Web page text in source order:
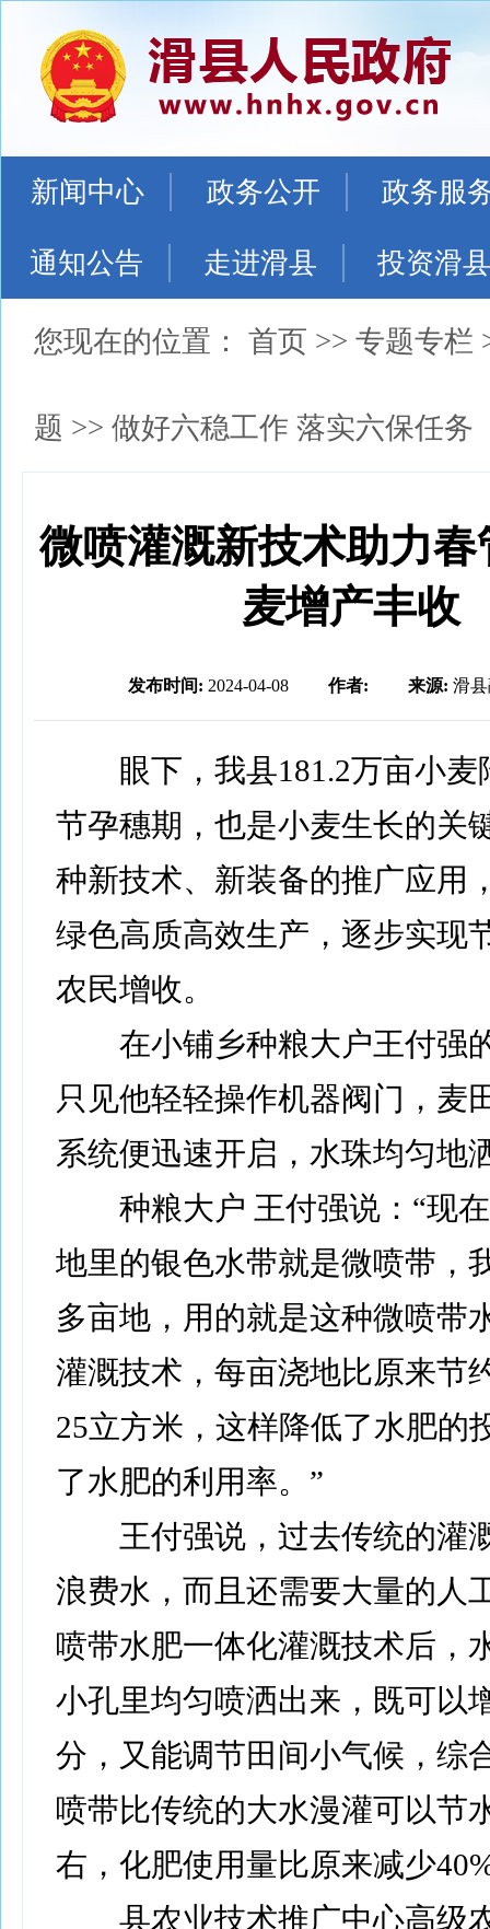
新闻中心 政务公开 政务服
通知公告 走进滑县 投资滑县
您现在的位置： 首页 >> 专题专栏
题 >> 做好六稳工作 落实六保任务
微喷灌溉新技术助力春
麦增产丰收
发布时间: 2024-04-08 作者: 来源: 滑
眼下，我县181.2万亩小麦
节孕穗期，也是小麦生长的关
种新技术、新装备的推广应用
绿色高质高效生产，逐步实现
农民增收。
在小铺乡种粮大户王付强
只见他轻轻操作机器阀门，麦
系统便迅速开启，水珠均匀地
种粮大户 王付强说：“现在
地里的银色水带就是微喷带，
多亩地，用的就是这种微喷带
灌溉技术，每亩浇地比原来节
25立方米，这样降低了水肥的
了水肥的利用率。”
王付强说，过去传统的灌
浪费水，而且还需要大量的人
喷带水肥一体化灌溉技术后，
小孔里均匀喷洒出来，既可以
分，又能调节田间小气候，综
喷带比传统的大水漫灌可以节
右，化肥使用量比原来减少
县农业技术推广中心高级